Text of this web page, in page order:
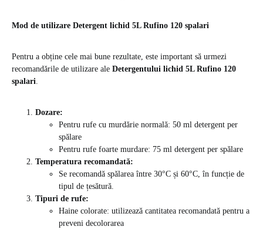
Mod de utilizare Detergent lichid 5L Rufino 120 spalari
Pentru a obține cele mai bune rezultate, este important să urmezi
recomandările de utilizare ale Detergentului lichid 5L Rufino 120
spalari.
Dozare:
Pentru rufe cu murdărie normală: 50 ml detergent per
spălare
Pentru rufe foarte murdare: 75 ml detergent per spălare
Temperatura recomandată:
Se recomandă spălarea între 30°C și 60°C, în funcție de
tipul de țesătură.
Tipuri de rufe:
Haine colorate: utilizează cantitatea recomandată pentru a
preveni decolorarea